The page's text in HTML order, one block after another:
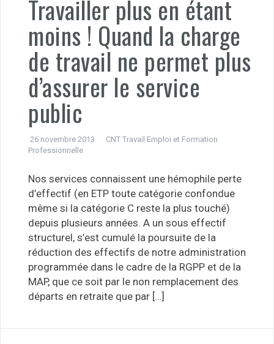
Travailler plus en étant
moins ! Quand la charge
de travail ne permet plus
d’assurer le service
public
26 novembre 2013
CNT Travail Emploi et Formation
Professionnelle
Nos services connaissent une hémophile perte
d’effectif (en ETP toute catégorie confondue
même si la catégorie C reste la plus touché)
depuis plusieurs années. A un sous effectif
structurel, s’est cumulé la poursuite de la
réduction des effectifs de notre administration
programmée dans le cadre de la RGPP et de la
MAP, que ce soit par le non remplacement des
départs en retraite que par […]